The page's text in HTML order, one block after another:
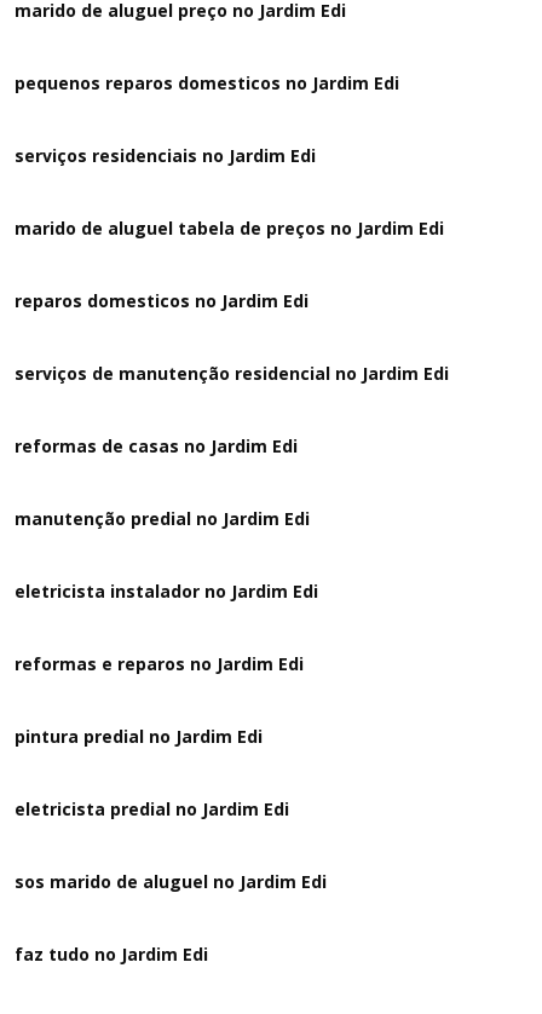
marido de aluguel preço no Jardim Edi
pequenos reparos domesticos no Jardim Edi
serviços residenciais no Jardim Edi
marido de aluguel tabela de preços no Jardim Edi
reparos domesticos no Jardim Edi
serviços de manutenção residencial no Jardim Edi
reformas de casas no Jardim Edi
manutenção predial no Jardim Edi
eletricista instalador no Jardim Edi
reformas e reparos no Jardim Edi
pintura predial no Jardim Edi
eletricista predial no Jardim Edi
sos marido de aluguel no Jardim Edi
faz tudo no Jardim Edi